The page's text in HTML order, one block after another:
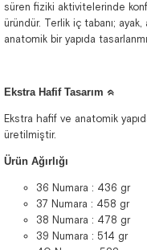
süren fiziki aktivitelerinde
üründür. Terlik iç tabanı;
anatomik bir yapıda
Ekstra Hafif Tasarım ᨑ
Ekstra hafif ve anatomik
üretilmiştir.
Ürün Ağırlığı
36 Numara : 436 gr
37 Numara : 458 gr
38 Numara : 478 gr
39 Numara : 514 gr